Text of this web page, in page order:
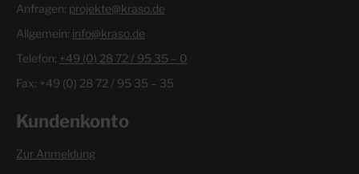
Anfragen: projekte@kraso.de
Allgemein: info@kraso.de
Telefon: +49 (0) 28 72 / 95 35 – 0
Fax: +49 (0) 28 72 / 95 35 – 35
Kundenkonto
Zur Anmeldung